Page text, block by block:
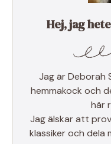
Hej, jag
Jag är Deborah
hemmakock och
här
Jag älskar att
klassiker och dela